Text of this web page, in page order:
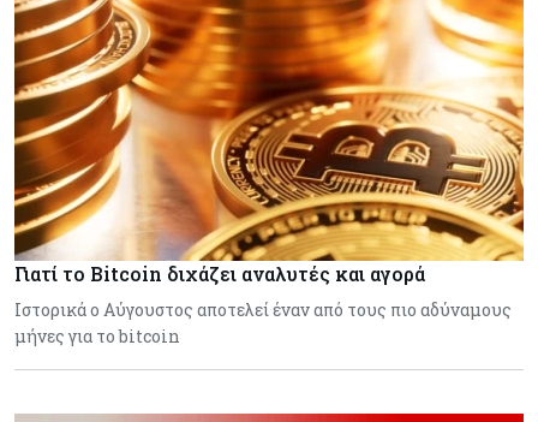
Γιατί το Bitcoin διχάζει αναλυτές και αγορά
Ιστορικά ο Αύγουστος αποτελεί έναν από τους πιο αδύναμους
μήνες για το bitcoin